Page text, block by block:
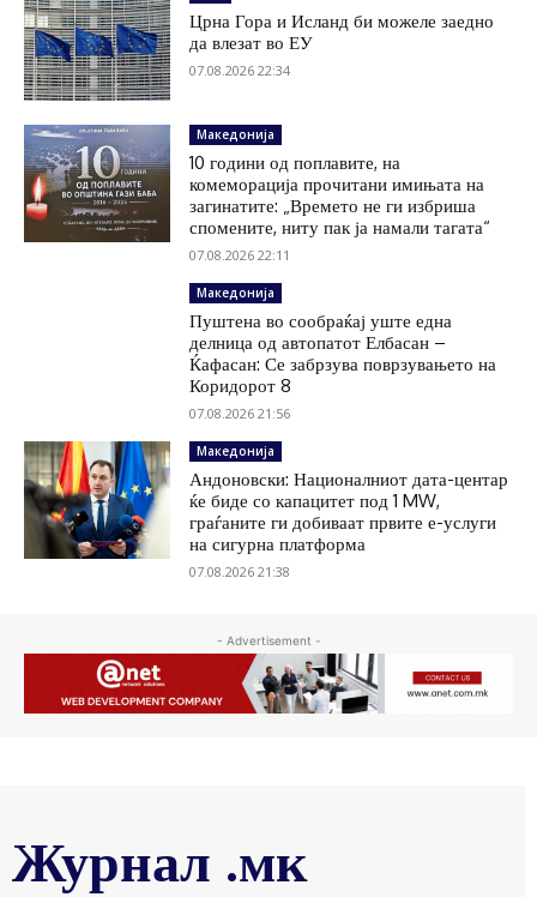
Црна Гора и Исланд би можеле заедно
да влезат во ЕУ
07.08.2026 22:34
Македонија
10 години од поплавите, на
комеморација прочитани имињата на
загинатите: „Времето не ги избриша
спомените, ниту пак ја намали тагата“
07.08.2026 22:11
Македонија
Пуштена во сообраќај уште една
делница од автопатот Елбасан –
Ќафасан: Се забрзува поврзувањето на
Коридорот 8
07.08.2026 21:56
Македонија
Андоновски: Националниот дата-центар
ќе биде со капацитет под 1 MW,
граѓаните ги добиваат првите е-услуги
на сигурна платформа
07.08.2026 21:38
- Advertisement -
Журнал .мк